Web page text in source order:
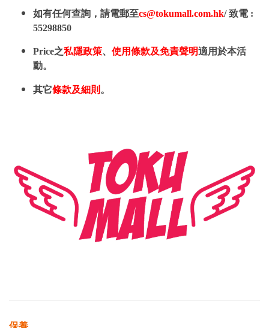
如有任何查詢，請電郵至cs@tokumall.com.hk/ 致電 :
55298850
Price之私隱政策、 使用條款及免責聲明適用於本活
動。
其它條款及細則 。